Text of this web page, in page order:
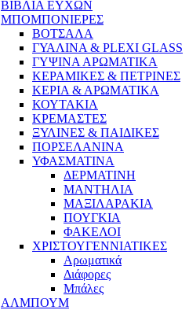
ΒΙΒΛΙΑ ΕΥΧΩΝ
ΜΠΟΜΠΟΝΙΕΡΕΣ
ΒΟΤΣΑΛΑ
ΓΥΑΛΙΝΑ & PLEXI GLASS
ΓΥΨΙΝΑ ΑΡΩΜΑΤΙΚΑ
ΚΕΡΑΜΙΚΕΣ & ΠΕΤΡΙΝΕΣ
ΚΕΡΙΑ & ΑΡΩΜΑΤΙΚΑ
ΚΟΥΤΑΚΙΑ
ΚΡΕΜΑΣΤΕΣ
ΞΥΛΙΝΕΣ & ΠΑΙΔΙΚΕΣ
ΠΟΡΣΕΛΑΝΙΝΑ
ΥΦΑΣΜΑΤΙΝA
ΔΕΡΜΑΤΙΝΗ
ΜΑΝΤΗΛΙΑ
ΜΑΞΙΛΑΡΑΚΙΑ
ΠΟΥΓΚΙΑ
ΦΑΚΕΛΟΙ
ΧΡΙΣΤΟΥΓΕΝΝΙΑΤΙΚΕΣ
Αρωματικά
Διάφορες
Μπάλες
ΑΛΜΠΟΥΜ